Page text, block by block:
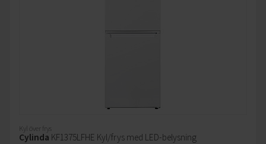
Kyl över frys
Cylinda KF1375LFHE Kyl/frys med LED-belysning